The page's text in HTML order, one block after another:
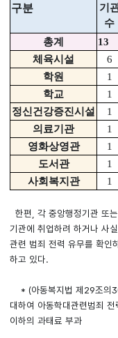
구분
기
수
총계
13
체육시설 6
학원 1
학교 1
정신건강증진시설 1
의료기관 1
영화상영관 1
도서관 1
사회복지관 1
한편, 각 중앙행정기관 또
기관에 취업하려 하거나 사
관련 범죄 전력 유무를 확인
하고 있다.
* (아동복지법 제29조의
대하여 아동학대관련범죄
이하의 과태료 부과